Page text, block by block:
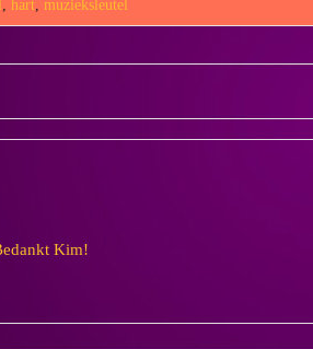
hart muzieksleutel
Kim!